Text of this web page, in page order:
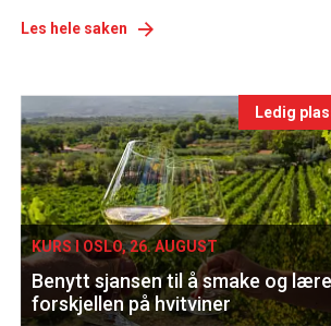
Les hele saken
Events
single
Ledig
KURS I OSLO, 26. AUGUST
Benytt sjansen til å smake og lære
forskjellen på hvitviner